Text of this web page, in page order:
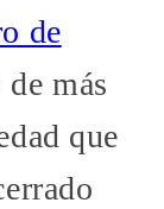
de
más
que